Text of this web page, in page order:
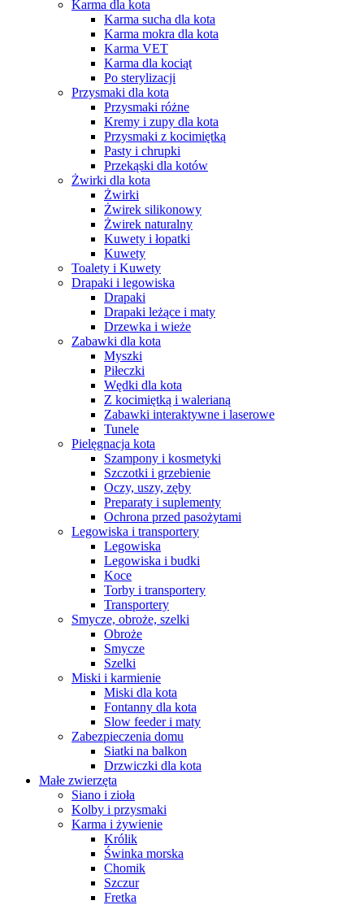
Karma dla kota
Karma sucha dla kota
Karma mokra dla kota
Karma VET
Karma dla kociąt
Po sterylizacji
Przysmaki dla kota
Przysmaki różne
Kremy i zupy dla kota
Przysmaki z kocimiętką
Pasty i chrupki
Przekąski dla kotów
Żwirki dla kota
Żwirki
Żwirek silikonowy
Żwirek naturalny
Kuwety i łopatki
Kuwety
Toalety i Kuwety
Drapaki i legowiska
Drapaki
Drapaki leżące i maty
Drzewka i wieże
Zabawki dla kota
Myszki
Piłeczki
Wędki dla kota
Z kocimiętką i walerianą
Zabawki interaktywne i laserowe
Tunele
Pielęgnacja kota
Szampony i kosmetyki
Szczotki i grzebienie
Oczy, uszy, zęby
Preparaty i suplementy
Ochrona przed pasożytami
Legowiska i transportery
Legowiska
Legowiska i budki
Koce
Torby i transportery
Transportery
Smycze, obroże, szelki
Obroże
Smycze
Szelki
Miski i karmienie
Miski dla kota
Fontanny dla kota
Slow feeder i maty
Zabezpieczenia domu
Siatki na balkon
Drzwiczki dla kota
Małe zwierzęta
Siano i zioła
Kolby i przysmaki
Karma i żywienie
Królik
Świnka morska
Chomik
Szczur
Fretka